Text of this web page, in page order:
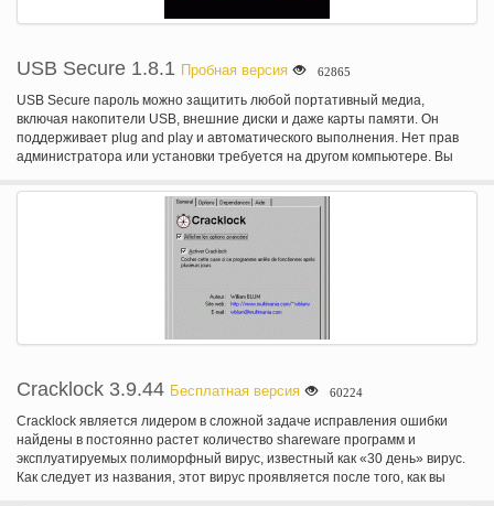
USB Secure 1.8.1 Пробная версия 62865
USB Secure пароль можно защитить любой портативный медиа,
включая накопители USB, внешние диски и даже карты памяти. Он
поддерживает plug and play и автоматического выполнения. Нет прав
администратора или установки требуется на другом компьютере. Вы
кражи в случае похищенных или утраченных USB диск. USB Secure
является большая программа для людей, сохранение личных данных на
портативных устройствах, путешествуя.
Cracklock 3.9.44 Бесплатная версия 60224
Cracklock является лидером в сложной задаче исправления ошибки
найдены в постоянно растет количество shareware программ и
эксплуатируемых полиморфный вирус, известный как «30 день» вирус.
Как следует из названия, этот вирус проявляется после того, как вы